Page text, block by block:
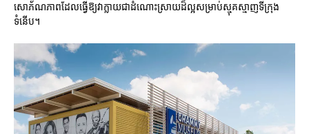
សោភ័ណភាពដែលធ្វើឱ្យវាក្លាយជាដំណោះស្រាយដ៏ល្អសម្រាប់ស្មុគស្មាញទីក្រុង
ទំនើប។